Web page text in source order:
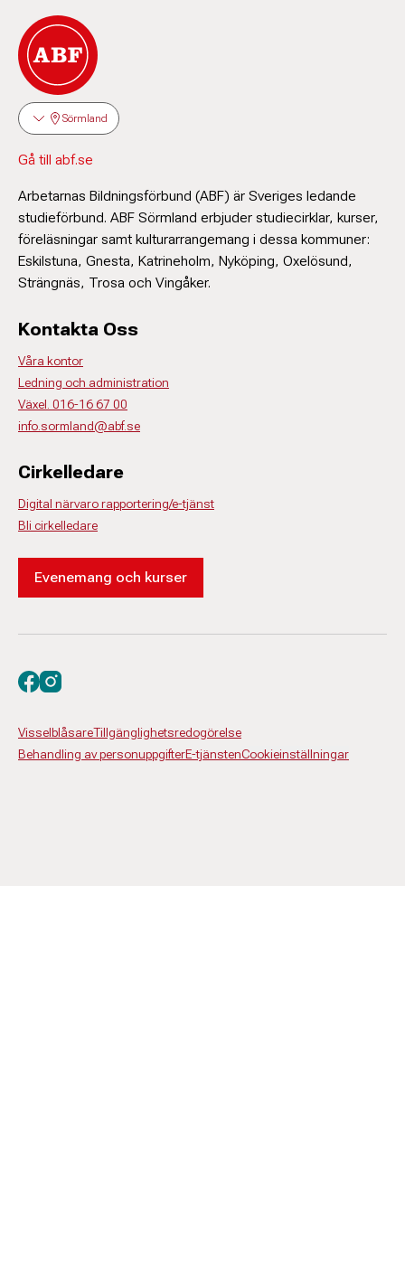
Sörmland
Gå till abf.se
Arbetarnas Bildningsförbund (ABF) är Sveriges ledande
studieförbund. ABF Sörmland erbjuder studiecirklar, kurser,
föreläsningar samt kulturarrangemang i dessa kommuner:
Eskilstuna, Gnesta, Katrineholm, Nyköping, Oxelösund,
Strängnäs, Trosa och Vingåker.
Kontakta Oss
Våra kontor
Ledning och administration
Växel. 016-16 67 00
info.sormland@abf.se
Cirkelledare
Digital närvaro rapportering/e-tjänst
Bli cirkelledare
Evenemang och kurser
VisselblåsareTillgänglighetsredogörelse
Behandling av personuppgifterE-tjänstenCookieinställningar
Besök oss på facebook
Besök oss på instagram